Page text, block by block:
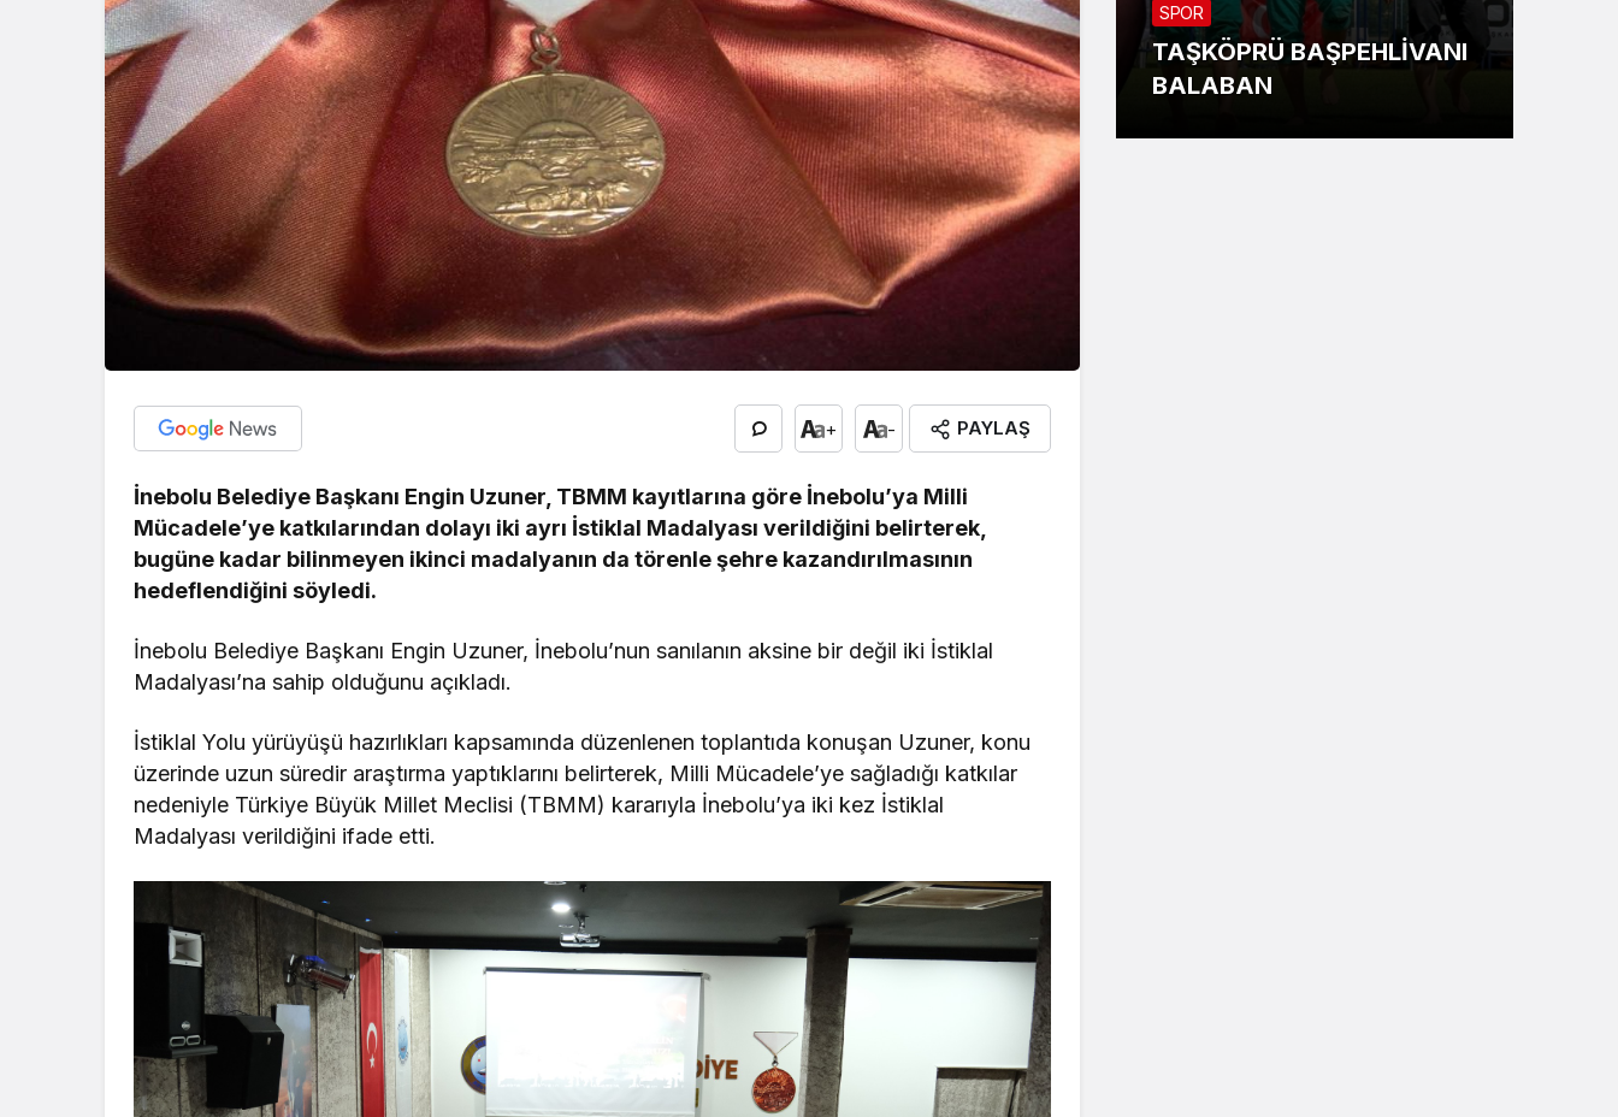
+ - PAYLAŞ
İnebolu Belediye Başkanı Engin Uzuner, TBMM kayıtlarına göre İnebolu’ya Milli
Mücadele’ye katkılarından dolayı iki ayrı İstiklal Madalyası verildiğini belirterek,
bugüne kadar bilinmeyen ikinci madalyanın da törenle şehre kazandırılmasının
hedeflendiğini söyledi.
İnebolu Belediye Başkanı Engin Uzuner, İnebolu’nun sanılanın aksine bir değil iki İstiklal
Madalyası’na sahip olduğunu açıkladı.
İstiklal Yolu yürüyüşü hazırlıkları kapsamında düzenlenen toplantıda konuşan Uzuner, konu
üzerinde uzun süredir araştırma yaptıklarını belirterek, Milli Mücadele’ye sağladığı katkılar
nedeniyle Türkiye Büyük Millet Meclisi (TBMM) kararıyla İnebolu’ya iki kez İstiklal
Madalyası verildiğini ifade etti.
EKONOMİ
IRAK’TA BÜYÜME
HEDEFLİYOR
EKONOMİ
İMES MALİ ONAYI ALDI
SPOR
TAŞKÖPRÜ BAŞPEHLİVANI
BALABAN